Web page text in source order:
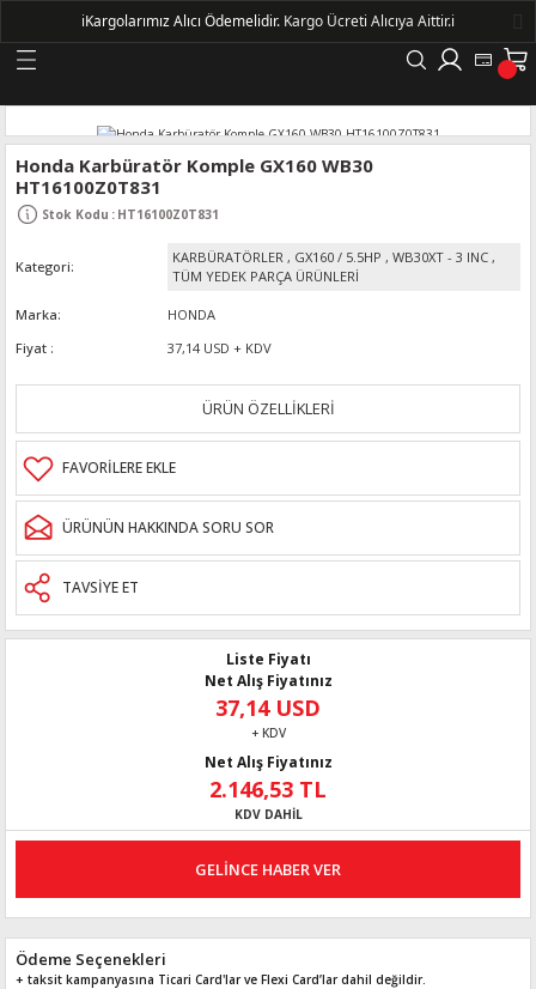
Geri Dön
Honda Karbüratör Komple GX160 WB30
HT16100Z0T831
Stok Kodu : HT16100Z0T831
Kategori
KARBÜRATÖRLER , GX160 / 5.5HP , WB30XT - 3 INC ,
TÜM YEDEK PARÇA ÜRÜNLERİ
Marka
HONDA
Fiyat
37,14 USD + KDV
ÜRÜN ÖZELLİKLERİ
ÜRÜNÜN HAKKINDA SORU SOR
TAVSİYE ET
Liste Fiyatı
Net Alış Fiyatınız
37,14 USD
+ KDV
Net Alış Fiyatınız
2.146,53 TL
KDV DAHİL
GELİNCE HABER VER
Ödeme Seçenekleri
+ taksit kampanyasına Ticari Card'lar ve Flexi Card’lar dahil değildir.
ℹ️Kargolarımız Alıcı Ödemelidir. Kargo Ücreti Alıcıya Aittir.ℹ️